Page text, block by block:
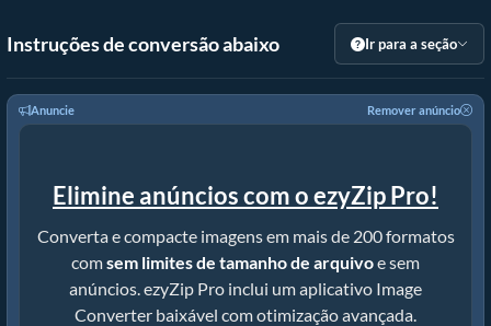
Instruções de conversão abaixo Ir para a seção
Anuncie Remover anúncio
Elimine anúncios com o ezyZip Pro!
Converta e compacte imagens em mais de 200 formatos
comsem limites de tamanho de arquivoe sem
anúncios. ezyZip Pro inclui um aplicativo Image
Converter baixável com otimização avançada.